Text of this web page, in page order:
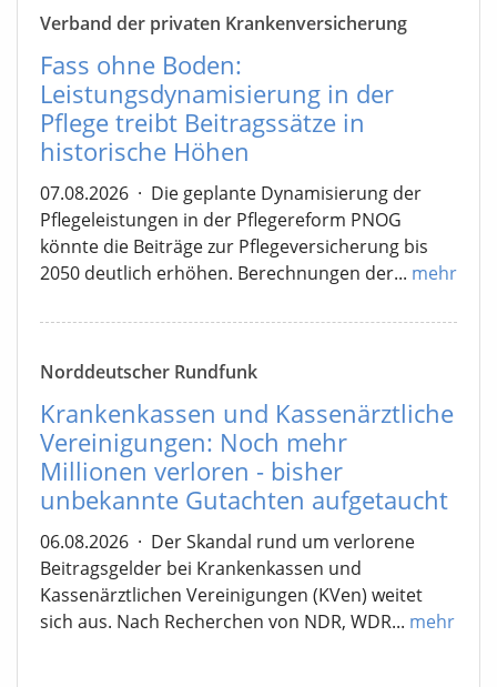
Verband der privaten Krankenversicherung
Fass ohne Boden:
Leistungsdynamisierung in der
Pflege treibt Beitragssätze in
historische Höhen
07.08.2026 · Die geplante Dynamisierung der
Pflegeleistungen in der Pflegereform PNOG
könnte die Beiträge zur Pflegeversicherung bis
2050 deutlich erhöhen. Berechnungen der... mehr
Norddeutscher Rundfunk
Krankenkassen und Kassenärztliche
Vereinigungen: Noch mehr
Millionen verloren - bisher
unbekannte Gutachten aufgetaucht
06.08.2026 · Der Skandal rund um verlorene
Beitragsgelder bei Krankenkassen und
Kassenärztlichen Vereinigungen (KVen) weitet
sich aus. Nach Recherchen von NDR, WDR... mehr